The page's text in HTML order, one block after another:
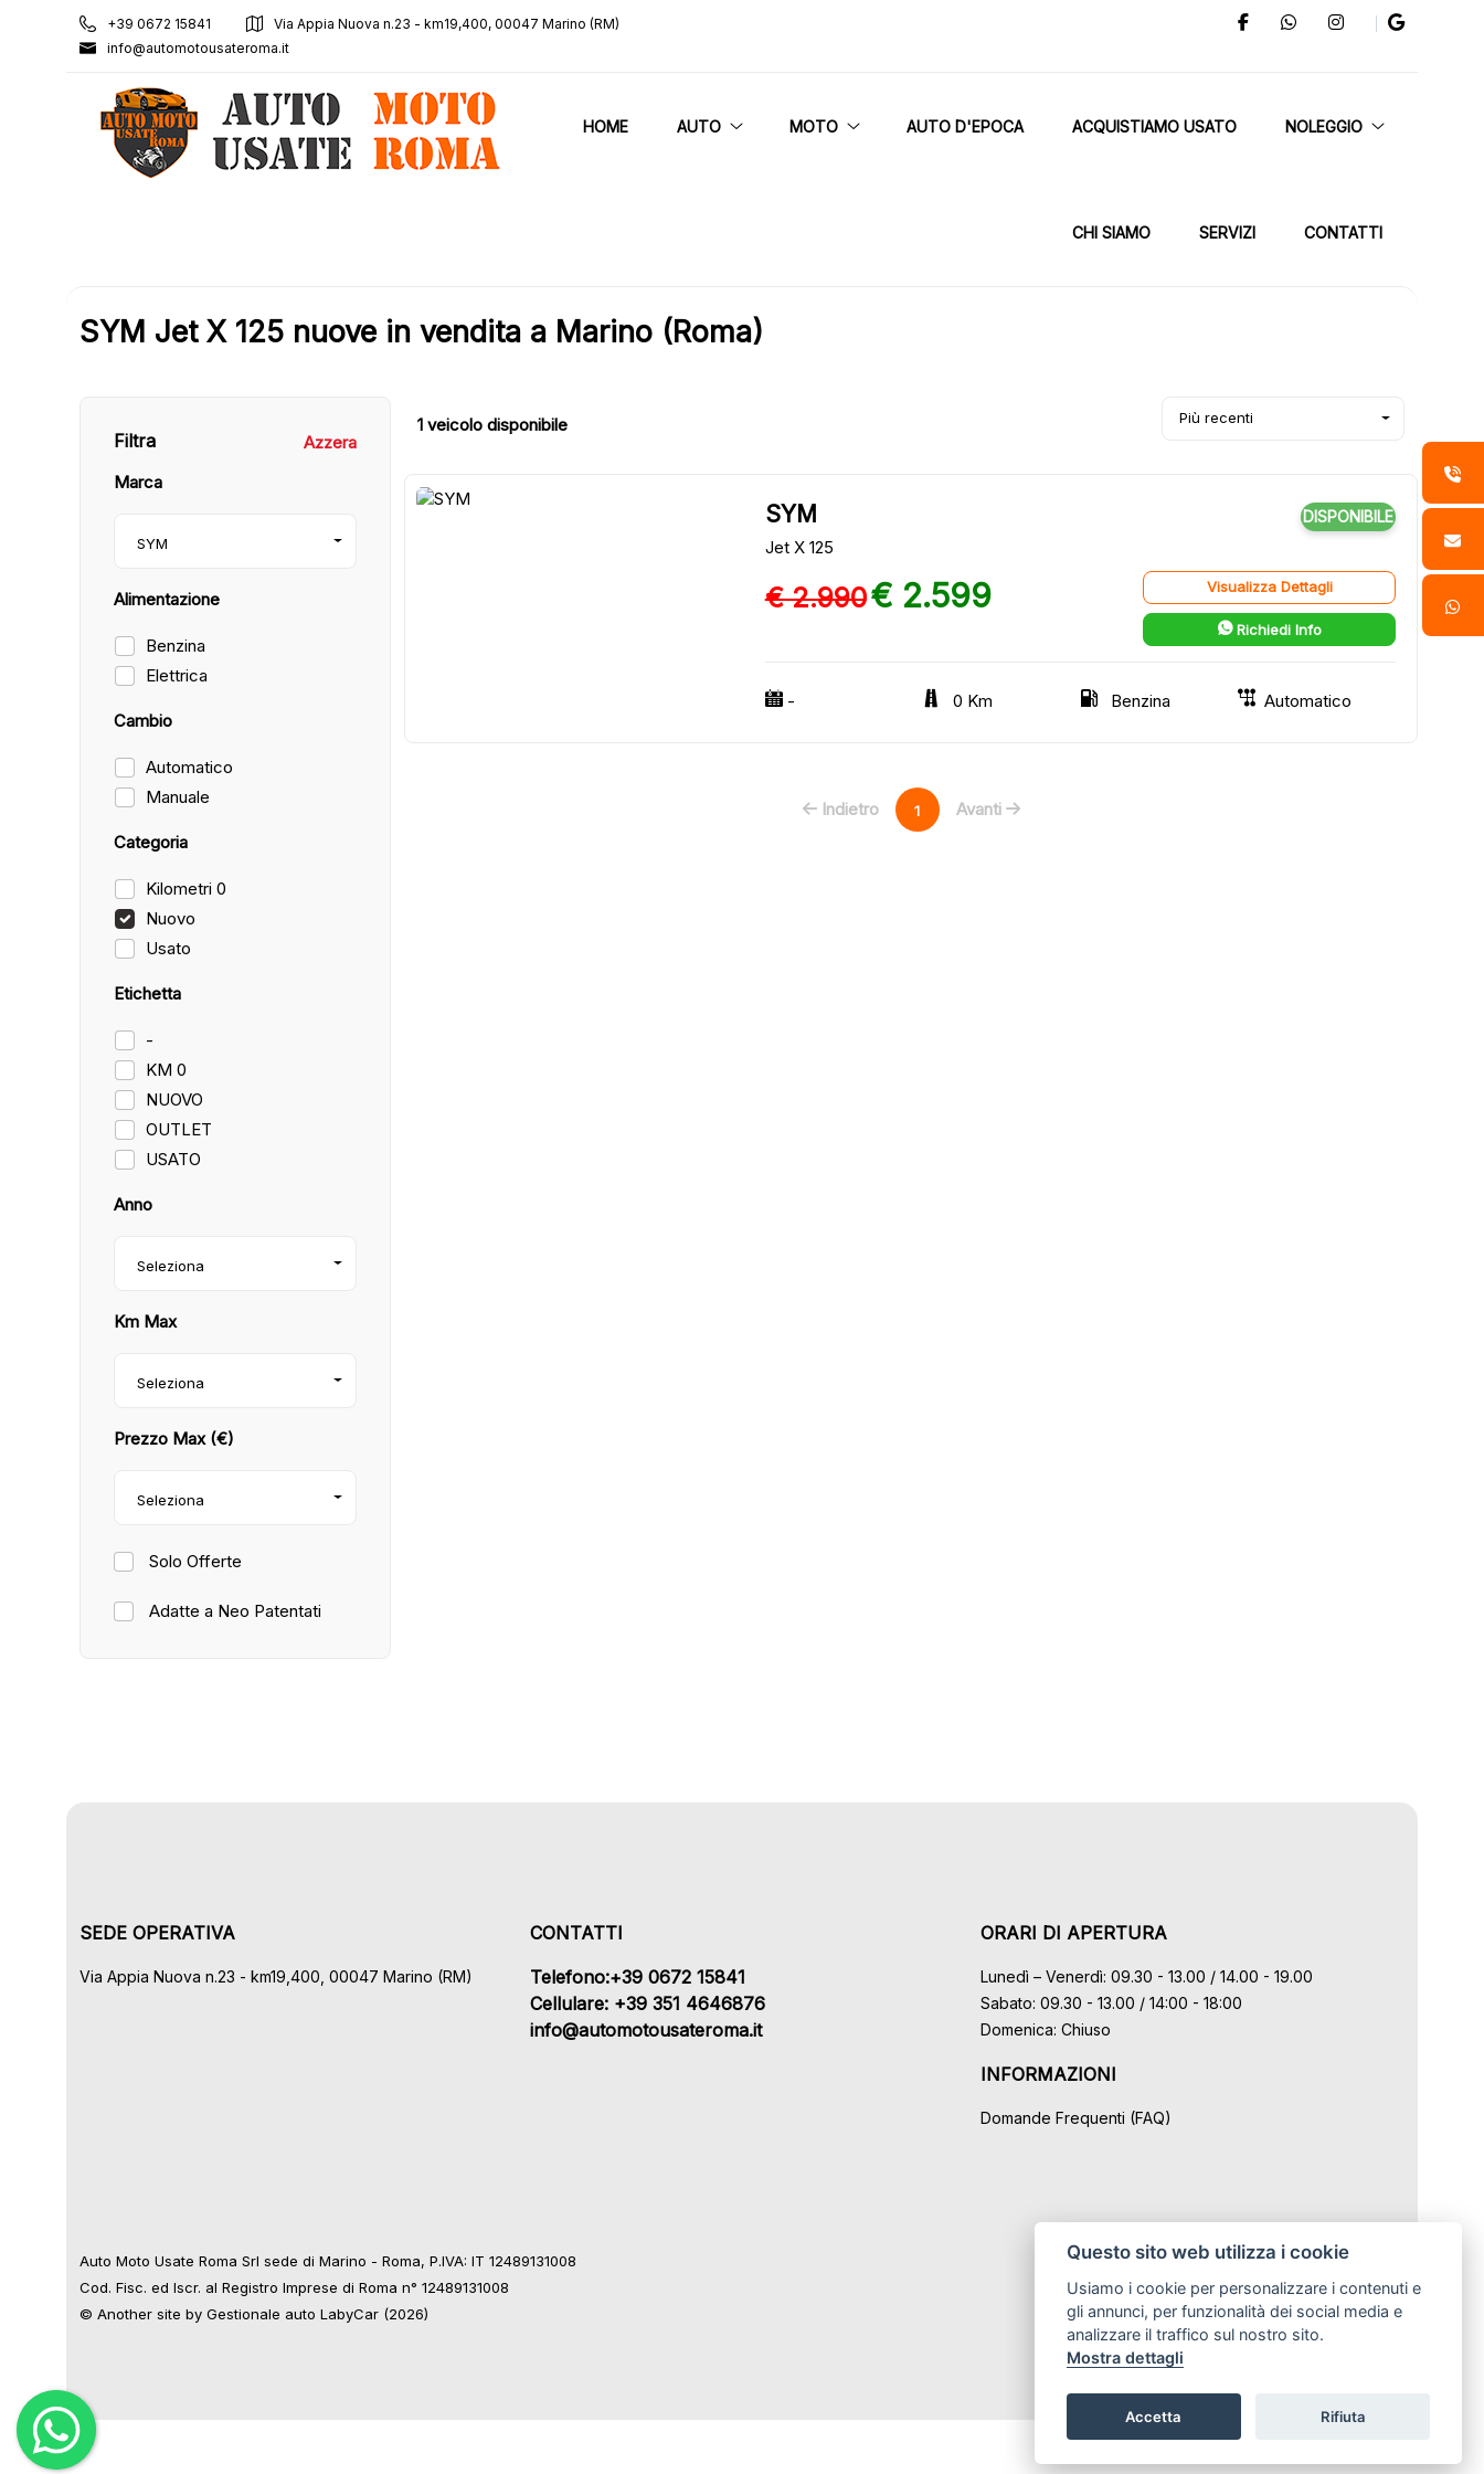
+39 0672 15841
Via Appia Nuova n.23 - km19,400, 00047 Marino (RM)
info@automotousateroma.it
Questo sito web utilizza i cookie
Usiamo i cookie per personalizzare i contenuti e
gli annunci, per funzionalità dei social media e
analizzare il traffico sul nostro sito.
Mostra dettagli
Accetta Rifiuta
HOME AUTO MOTO AUTO D'EPOCA ACQUISTIAMO USATO NOLEGGIO
CHI SIAMO SERVIZI CONTATTI
SYM Jet X 125 nuove in vendita a Marino (Roma)
Filtra
Azzera
Marca
SYM
Alimentazione
Benzina
Elettrica
Cambio
Automatico
Manuale
Categoria
Kilometri 0
Nuovo
Usato
Etichetta
-
KM 0
NUOVO
OUTLET
USATO
Anno
Seleziona
Km Max
Seleziona
Prezzo Max (€)
Seleziona
Solo Offerte
Adatte a Neo Patentati
1 veicolo disponibile Più recenti
SYM
Jet X 125
DISPONIBILE
€ 2.990€ 2.599 Visualizza Dettagli
Richiedi Info
- 0 Km Benzina Automatico
Indietro 1 Avanti
SEDE OPERATIVA
Via Appia Nuova n.23 - km19,400, 00047 Marino (RM)
CONTATTI
Telefono:+39 0672 15841
Cellulare: +39 351 4646876
info@automotousateroma.it
ORARI DI APERTURA
Lunedì – Venerdì: 09.30 - 13.00 / 14.00 - 19.00
Sabato: 09.30 - 13.00 / 14:00 - 18:00
Domenica: Chiuso
INFORMAZIONI
Domande Frequenti (FAQ)
Auto Moto Usate Roma Srl sede di Marino - Roma, P.IVA: IT 12489131008
Cod. Fisc. ed Iscr. al Registro Imprese di Roma n° 12489131008
© Another site by Gestionale auto LabyCar (2026)